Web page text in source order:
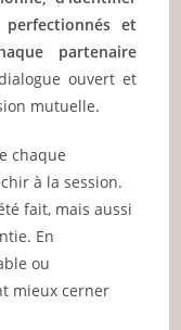
et
partenaire
ouvert et
mutuelle.
chaque
à la session.
fait, mais aussi
En
ou
mieux cerner